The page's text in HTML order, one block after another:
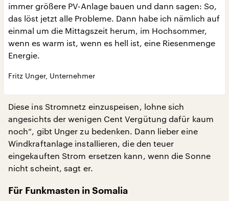
immer größere PV-Anlage bauen und dann sagen: So,
das löst jetzt alle Probleme. Dann habe ich nämlich auf
einmal um die Mittagszeit herum, im Hochsommer,
wenn es warm ist, wenn es hell ist, eine Riesenmenge
Energie.
Fritz Unger, Unternehmer
Diese ins Stromnetz einzuspeisen, lohne sich
angesichts der wenigen Cent Vergütung dafür kaum
noch“, gibt Unger zu bedenken. Dann lieber eine
Windkraftanlage installieren, die den teuer
eingekauften Strom ersetzen kann, wenn die Sonne
nicht scheint, sagt er.
Für Funkmasten in Somalia